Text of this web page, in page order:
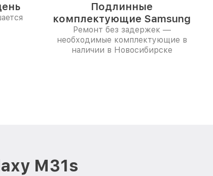
Подлинные
комплектующие Samsung
Ремонт без задержек —
необходимые комплектующие в
наличии в Новосибирске
M31s